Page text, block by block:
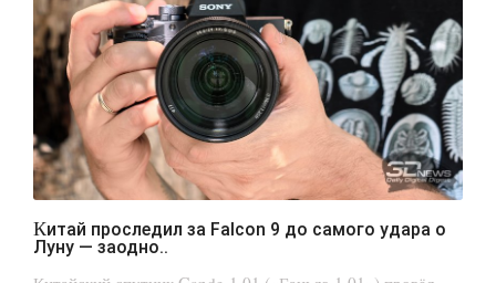
Китай проследил за Falcon 9 до самого удара о
Луну — заодно..